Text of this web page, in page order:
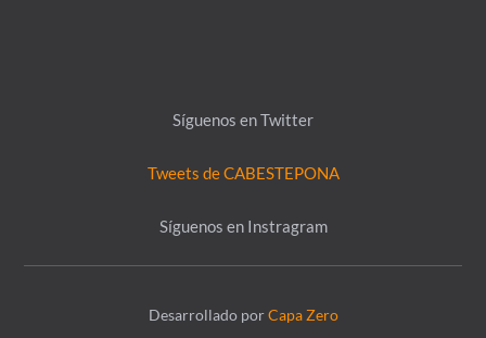
Síguenos en Twitter
Tweets de CABESTEPONA
Síguenos en Instragram
Desarrollado porCapa Zero